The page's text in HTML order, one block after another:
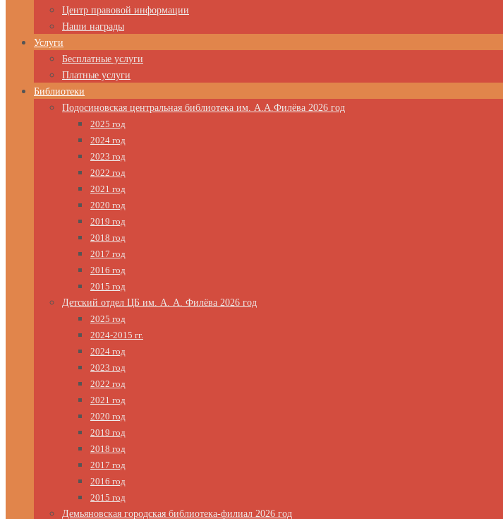
Центр правовой информации
Наши награды
Услуги
Бесплатные услуги
Платные услуги
Библиотеки
Подосиновская центральная библиотека им. А.А.Филёва 2026 год
2025 год
2024 год
2023 год
2022 год
2021 год
2020 год
2019 год
2018 год
2017 год
2016 год
2015 год
Детский отдел ЦБ им. А. А. Филёва 2026 год
2025 год
2024-2015 гг.
2024 год
2023 год
2022 год
2021 год
2020 год
2019 год
2018 год
2017 год
2016 год
2015 год
Демьяновская городская библиотека-филиал 2026 год